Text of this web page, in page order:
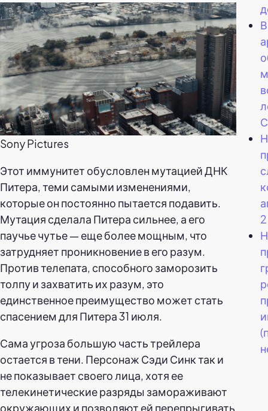
Sony Pictures
Этот иммунитет обусловлен мутацией ДНК
Питера, теми самыми изменениями,
которые он постоянно пытается подавить.
Мутация сделала Питера сильнее, а его
паучье чутье — еще более мощным, что
затрудняет проникновение в его разум.
Против телепата, способного заморозить
толпу и захватить их разум, это
единственное преимущество может стать
спасением для Питера 31 июля.
Сама угроза большую часть трейлера
остается в тени. Персонаж Сэди Синк так и
не показывает своего лица, хотя ее
телекинетические разряды замораживают
окружающих и позволяют ей перепрыгивать